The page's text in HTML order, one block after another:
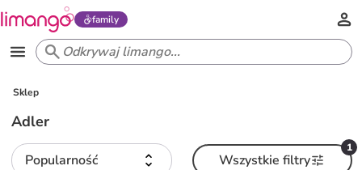
family
Sklep
Adler
Popularność
1
Wszystkie filtry